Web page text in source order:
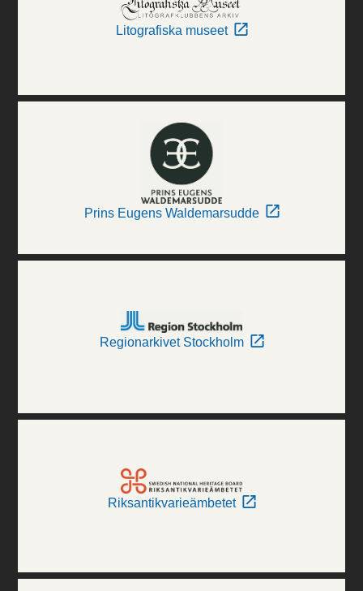
Litografiska museet
Prins Eugens Waldemarsudde
Regionarkivet Stockholm
Riksantikvarieämbetet